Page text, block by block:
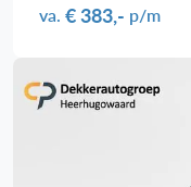
va. € 383,- p/m